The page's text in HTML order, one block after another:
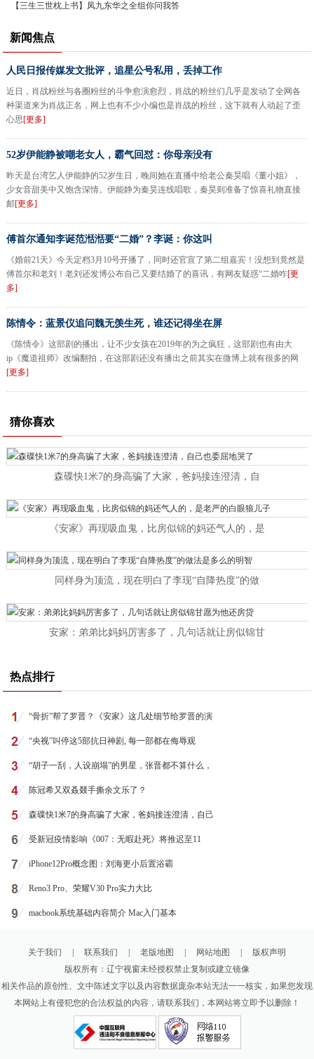
【三生三世枕上书】凤九东华之全组你问我答
新闻焦点
人民日报传媒发文批评，追星公号私用，丢掉工作
近日，肖战粉丝与各圈粉丝的斗争愈演愈烈，肖战的粉丝们几乎是发动了全网各
种渠道来为肖战正名，网上也有不少小编也是肖战的粉丝，这下就有人动起了歪
心思[更多]
52岁伊能静被嘲老女人，霸气回怼：你母亲没有
昨天是台湾艺人伊能静的52岁生日，晚间她在直播中给老公秦昊唱《董小姐》，
少女音甜美中又饱含深情。伊能静为秦昊连线唱歌，秦昊则准备了惊喜礼物直接
邮[更多]
傅首尔通知李诞范湉湉要“二婚”？李诞：你这叫
《婚前21天》今天定档3月10号开播了，同时还官宣了第二组嘉宾！没想到竟然是
傅首尔和老刘！老刘还发博公布自己又要结婚了的喜讯，有网友疑惑“二婚咋[更
多]
陈情令：蓝景仪追问魏无羡生死，谁还记得坐在屏
《陈情令》这部剧的播出，让不少女孩在2019年的为之疯狂，这部剧也有由大
ip《魔道祖师》改编翻拍，在这部剧还没有播出之前其实在微博上就有很多的网
[更多]
猜你喜欢
森碟快1米7的身高骗了大家，爸妈接连澄清，自
《安家》再现吸血鬼，比房似锦的妈还气人的，是
同样身为顶流，现在明白了李现“自降热度”的做
安家：弟弟比妈妈厉害多了，几句话就让房似锦甘
热点排行
“骨折”帮了罗晋？《安家》这几处细节给罗晋的演
“央视”叫停这5部抗日神剧, 每一部都在侮辱观
“胡子一刮，人设崩塌”的男星，张晋都不算什么，
陈冠希又双叒叕手撕余文乐了？
森碟快1米7的身高骗了大家，爸妈接连澄清，自己
受新冠疫情影响《007：无暇赴死》将推迟至11
iPhone12Pro概念图：刘海更小后置浴霸
Reno3 Pro、荣耀V30 Pro实力大比
macbook系统基础内容简介 Mac入门基本
关于我们 联系我们 老版地图 网站地图
版权声明
版权所有：辽宁视窗未经授权禁止复制或建立镜像
相关作品的原创性、文中陈述文字以及内容数据庞杂本站无法一一核实，如果您发现
本网站上有侵犯您的合法权益的内容，请联系我们，本网站将立即予以删除！